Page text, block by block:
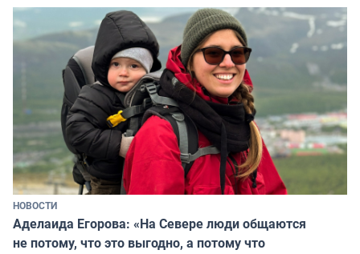
НОВОСТИ
Аделаида Егорова: «На Севере люди общаются
не потому, что это выгодно, а потому что